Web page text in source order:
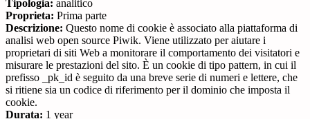
Tipologia: analitico
Proprieta: Prima parte
Descrizione: Questo nome di cookie è associato alla piattaforma di
analisi web open source Piwik. Viene utilizzato per aiutare i
proprietari di siti Web a monitorare il comportamento dei visitatori e
misurare le prestazioni del sito. È un cookie di tipo pattern, in cui il
prefisso _pk_id è seguito da una breve serie di numeri e lettere, che
si ritiene sia un codice di riferimento per il dominio che imposta il
cookie.
Durata: 1 year